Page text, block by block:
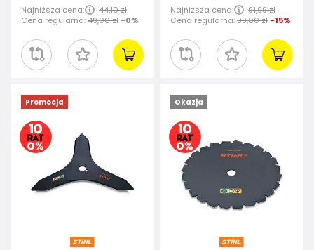
Najniższa cena:
44,10 zł
Cena regularna:49,00 zł -0%
Najniższa cena:
91,99 zł
Cena regularna:99,00 zł -15%
Promocja Okazja